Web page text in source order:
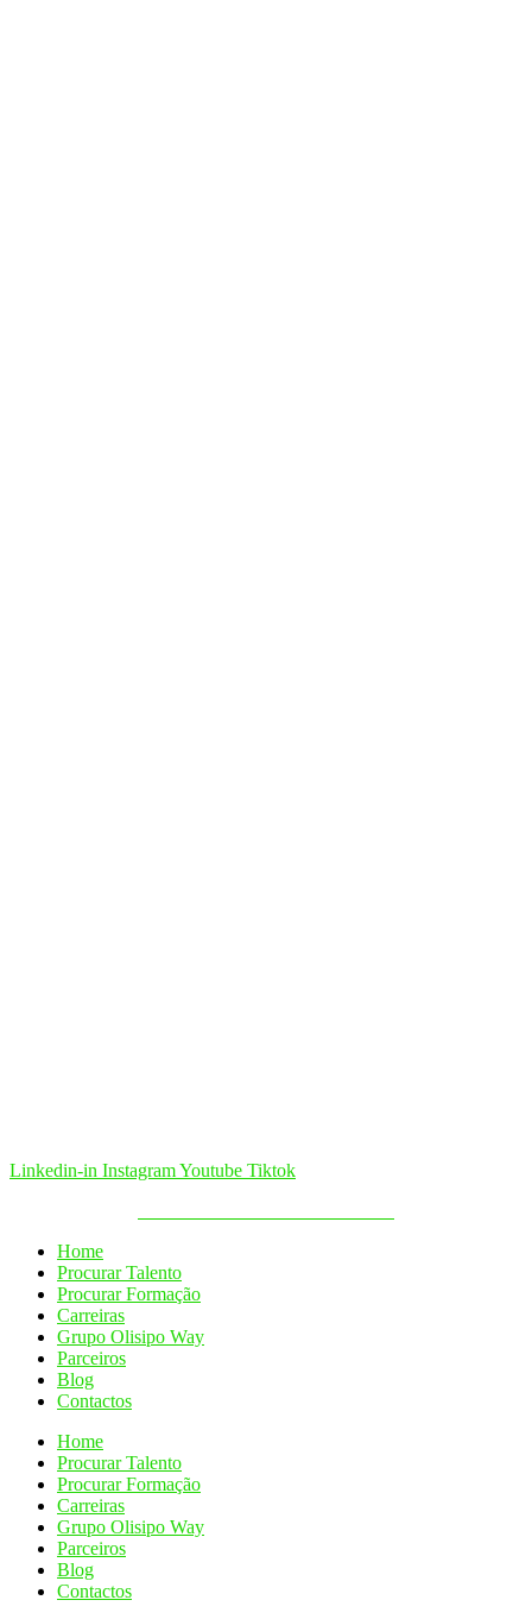
Linkedin-in InstagramYoutube Tiktok
Home
Procurar Talento
Procurar Formação
Carreiras
Grupo Olisipo Way
Parceiros
Blog
Contactos
Home
Procurar Talento
Procurar Formação
Carreiras
Grupo Olisipo Way
Parceiros
Blog
Contactos